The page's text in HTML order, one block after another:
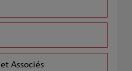
Associés